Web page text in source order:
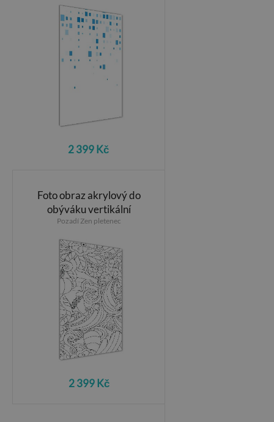
2 399 Kč
Foto obraz akrylový do
obýváku vertikální
Pozadí Zen pletenec
2 399 Kč